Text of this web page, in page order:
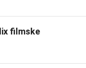
filmske